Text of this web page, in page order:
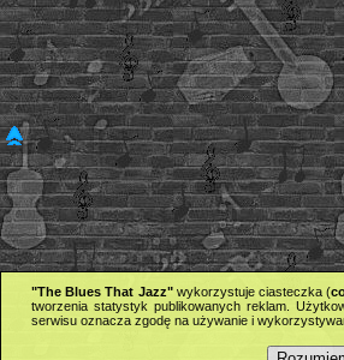
"The Blues That Jazz"wykorzystuje ciasteczka (
tworzenia statystyk publikowanych reklam.
serwisu oznacza zgodę na używanie i